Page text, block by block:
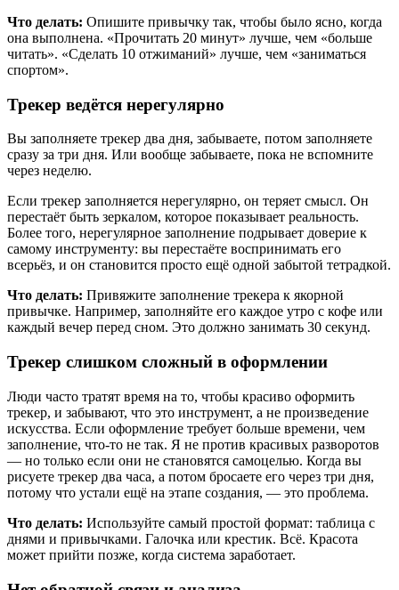
Что делать: Опишите привычку так, чтобы было ясно, когда
она выполнена. «Прочитать 20 минут» лучше, чем «больше
читать». «Сделать 10 отжиманий» лучше, чем «заниматься
спортом».
Трекер ведётся нерегулярно
Вы заполняете трекер два дня, забываете, потом заполняете
сразу за три дня. Или вообще забываете, пока не вспомните
через неделю.
Если трекер заполняется нерегулярно, он теряет смысл. Он
перестаёт быть зеркалом, которое показывает реальность.
Более того, нерегулярное заполнение подрывает доверие к
самому инструменту: вы перестаёте воспринимать его
всерьёз, и он становится просто ещё одной забытой тетрадкой.
Что делать: Привяжите заполнение трекера к якорной
привычке. Например, заполняйте его каждое утро с кофе или
каждый вечер перед сном. Это должно занимать 30 секунд.
Трекер слишком сложный в оформлении
Люди часто тратят время на то, чтобы красиво оформить
трекер, и забывают, что это инструмент, а не произведение
искусства. Если оформление требует больше времени, чем
заполнение, что-то не так. Я не против красивых разворотов
— но только если они не становятся самоцелью. Когда вы
рисуете трекер два часа, а потом бросаете его через три дня,
потому что устали ещё на этапе создания, — это проблема.
Что делать: Используйте самый простой формат: таблица с
днями и привычками. Галочка или крестик. Всё. Красота
может прийти позже, когда система заработает.